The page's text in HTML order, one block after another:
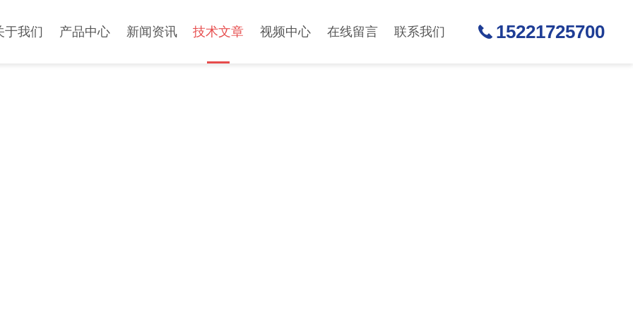
于我们 产品中心 新闻资讯 技术文章 视频中心 在线留言 联系我们 15221725700